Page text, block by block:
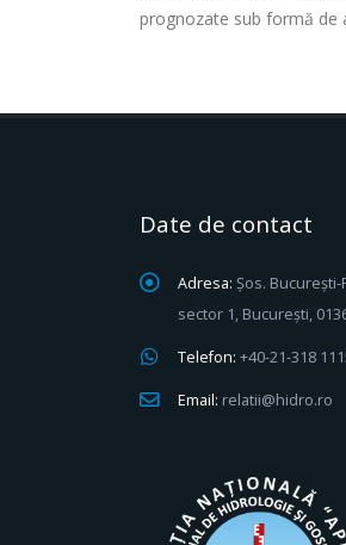
prognozate sub formă de
Date de contact
Adresa: Șos. București-
sector 1, București,
Telefon: +40-21-318
Email: relatii@hidro.ro